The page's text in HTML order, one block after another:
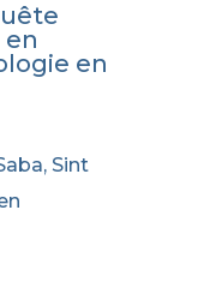
en
Sint